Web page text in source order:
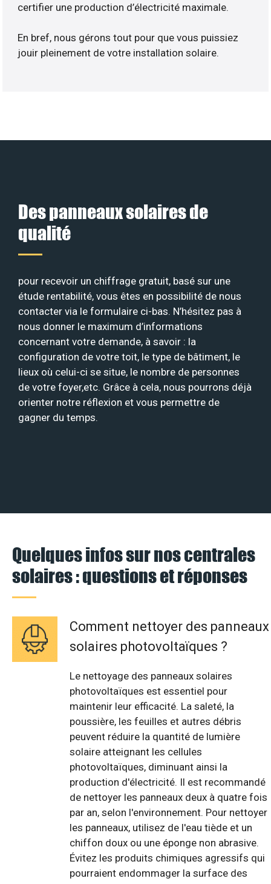
certifier une production d’électricité maximale.
En bref, nous gérons tout pour que vous puissiez
jouir pleinement de votre installation solaire.
Des panneaux solaires de
qualité
pour recevoir un chiffrage gratuit, basé sur une
étude rentabilité, vous êtes en possibilité de nous
contacter via le formulaire ci-bas. N’hésitez pas à
nous donner le maximum d’informations
concernant votre demande, à savoir : la
configuration de votre toit, le type de bâtiment, le
lieux où celui-ci se situe, le nombre de personnes
de votre foyer,etc. Grâce à cela, nous pourrons déjà
orienter notre réflexion et vous permettre de
gagner du temps.
Quelques infos sur nos centrales
solaires : questions et réponses
Comment nettoyer des panneaux
solaires photovoltaïques ?
Le nettoyage des panneaux solaires
photovoltaïques est essentiel pour
maintenir leur efficacité. La saleté, la
poussière, les feuilles et autres débris
peuvent réduire la quantité de lumière
solaire atteignant les cellules
photovoltaïques, diminuant ainsi la
production d'électricité. Il est recommandé
de nettoyer les panneaux deux à quatre fois
par an, selon l'environnement. Pour nettoyer
les panneaux, utilisez de l'eau tiède et un
chiffon doux ou une éponge non abrasive.
Évitez les produits chimiques agressifs qui
pourraient endommager la surface des